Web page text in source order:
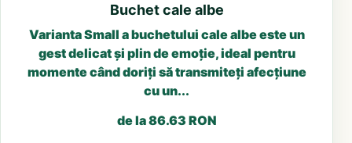
Buchet cale albe
Varianta Small a buchetului cale albe este un
gest delicat și plin de emoție, ideal pentru
momente când doriți să transmiteți afecțiune
cu un...
de la 86.63 RON